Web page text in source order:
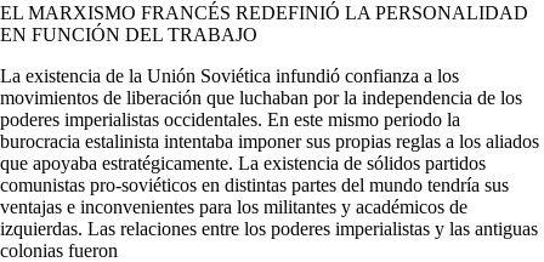
EL MARXISMO FRANCÉS REDEFINIÓ LA PERSONALIDAD
EN FUNCIÓN DEL TRABAJO
La existencia de la Unión Soviética infundió confianza a los
movimien­tos de liberación que luchaban por la independencia de los
poderes imperialistas occidentales. En este mismo periodo la
burocracia estali­nista intentaba imponer sus propias reglas a los aliados
que apoyaba estratégicamente. La existencia de sólidos partidos
comunistas pro-soviéticos en distintas partes del mundo tendría sus
ventajas e inconvenientes para los militantes y académicos de
izquierdas. Las rela­ciones entre los poderes imperialistas y las antiguas
colonias fueron